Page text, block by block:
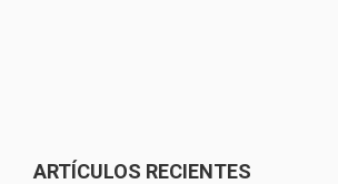
ARTÍCULOS RECIENTES